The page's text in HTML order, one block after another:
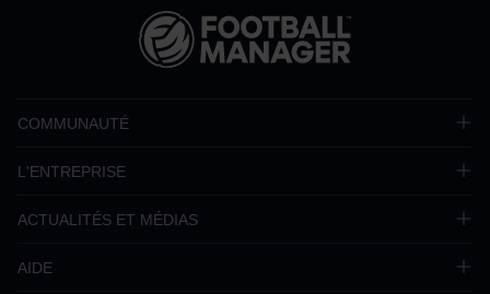
COMMUNAUTÉ
L'ENTREPRISE
ACTUALITÉS ET MÉDIAS
AIDE